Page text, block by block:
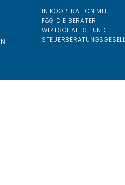
IN KOOPERATION MIT:
F&G DIE BERATER
WIRTSCHAFTS- UND